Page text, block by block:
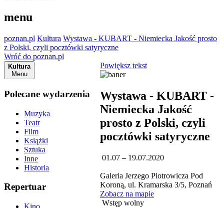
menu
poznan.pl Kultura Wystawa - KUBART - Niemiecka Jakość prosto
z Polski, czyli pocztówki satyryczne
Wróć do poznan.pl
Kultura
Menu
Polecane wydarzenia
Muzyka
Teatr
Film
Książki
Sztuka
Inne
Historia
Repertuar
Kino
Powiększ tekst
Wystawa - KUBART -
Niemiecka Jakość
prosto z Polski, czyli
pocztówki satyryczne
01.07 – 19.07.2020
Galeria Jerzego Piotrowicza Pod
Koroną, ul. Kramarska 3/5, Poznań
Zobacz na mapie
Wstęp wolny